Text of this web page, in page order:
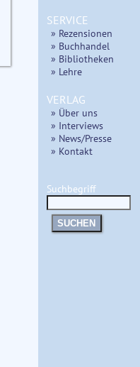
SERVICE
» Rezensionen
» Buchhandel
» Bibliotheken
» Lehre
VERLAG
» Über uns
» Interviews
» News/Presse
» Kontakt
Suchbegriff
SUCHEN